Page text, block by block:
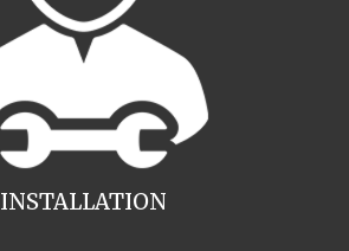
INSTALLATION